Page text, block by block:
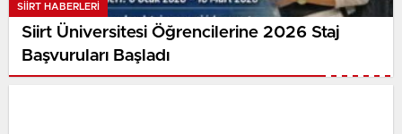
SIIRT HABERLERI
Siirt Üniversitesi Öğrencilerine 2026 Staj
Başvuruları Başladı